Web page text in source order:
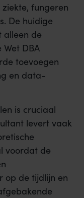
ziekte, fungeren
De huidige
alleen de
DBA
toevoegen
en data-
is cruciaal
levert vaak
voordat de
op de tijdlijn en